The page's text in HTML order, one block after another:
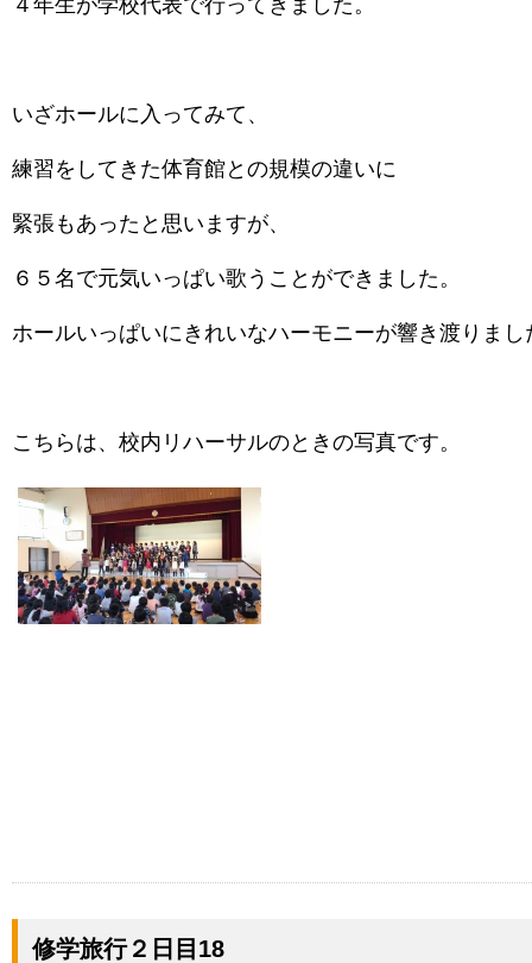
４年生が学校代表で行ってきました。
いざホールに入ってみて、
練習をしてきた体育館との規模の違いに
緊張もあったと思いますが、
６５名で元気いっぱい歌うことができました。
ホールいっぱいにきれいなハーモニーが響き渡りまし
こちらは、校内リハーサルのときの写真です。
修学旅行２日目18